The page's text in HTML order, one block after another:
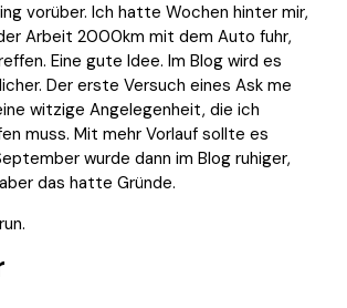
vorüber. Ich hatte Wochen hinter mir,
Arbeit 2000km mit dem Auto fuhr,
Eine gute Idee. Im Blog wird es
Der erste Versuch eines Ask me
witzige Angelegenheit, die ich
muss. Mit mehr Vorlauf sollte es
wurde dann im Blog ruhiger,
das hatte Gründe.